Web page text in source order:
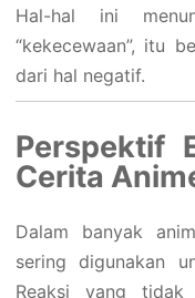
Hal-hal ini
“kekecewaan”, itu
dari hal negatif.
Perspektif
Cerita
Dalam banyak
sering digunakan
Reaksi yang tidak